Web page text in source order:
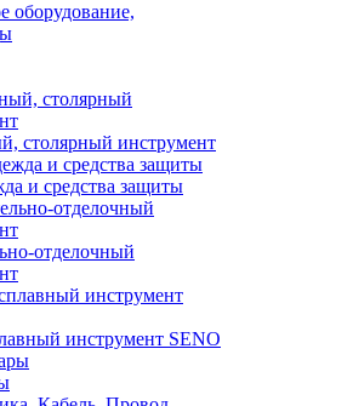
оборудование,
столярный инструмент
и средства защиты
отделочный
инструмент SENO